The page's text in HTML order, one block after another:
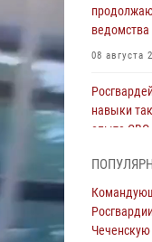
ведомства
08 августа
навыки
опыта СВО
ОМОН
08 августа